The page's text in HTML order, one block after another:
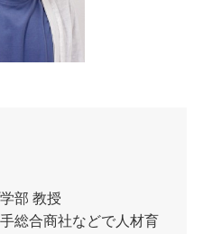
部 教授
総合商社などで人材育